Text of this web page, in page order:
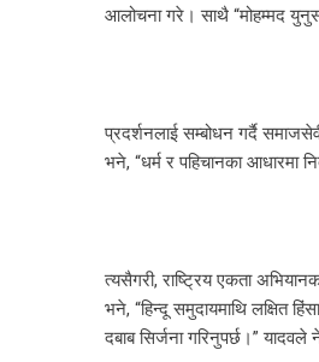
आलोचना गरे। साथै “मोहम्मद युनुस
प्रदर्शनलाई सम्बोधन गर्दै
भने, “धर्म र पहिचानका आधारमा
त्यसैगरी, राष्ट्रिय एकता
भने, “हिन्दू समुदायमाथि लक्षित
दबाब सिर्जना गरिनुपर्छ।”